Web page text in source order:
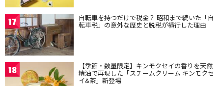
17 自転車を持つだけで税金？ 昭和まで続いた「自
転車税」の意外な歴史と脱税が横行した理由
18 【季節・数量限定】キンモクセイの香りを天然
精油で再現した「スチームクリーム キンモクセ
イ&茶」新登場